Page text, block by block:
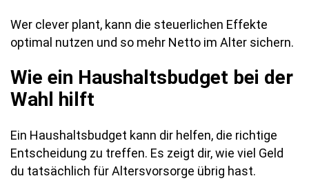
Wer clever plant, kann die steuerlichen Effekte
optimal nutzen und so mehr Netto im Alter sichern.
Wie ein Haushaltsbudget bei der
Wahl hilft
Ein Haushaltsbudget kann dir helfen, die richtige
Entscheidung zu treffen. Es zeigt dir, wie viel Geld
du tatsächlich für Altersvorsorge übrig hast.